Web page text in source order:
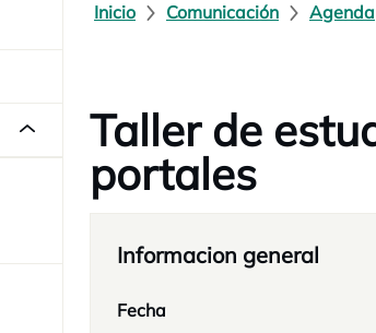
Inicio Comunicación Agenda
Taller de
portales
Informacion general
Fecha